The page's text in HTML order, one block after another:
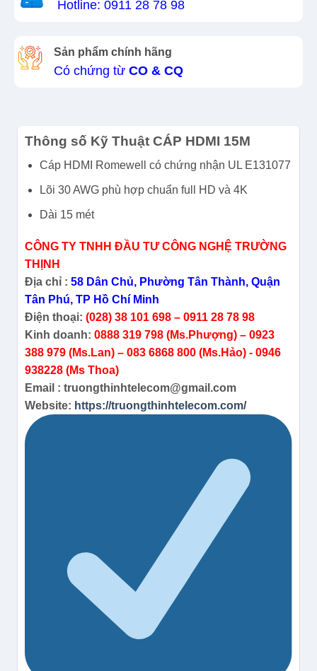
Hotline: 0911 28 78 98
Sản phẩm chính hãng
Có chứng từ CO & CQ
Thông số Kỹ Thuật CÁP HDMI 15M
Cáp HDMI Romewell có chứng nhận UL E131077
Lõi 30 AWG phù hợp chuẩn full HD và 4K
Dài 15 mét
CÔNG TY TNHH ĐẦU TƯ CÔNG NGHỆ TRƯỜNG
THỊNH
Địa chỉ : 58 Dân Chủ, Phường Tân Thành, Quận
Tân Phú, TP Hồ Chí Minh
Điện thoại: (028) 38 101 698 – 0911 28 78 98
Kinh doanh: 0888 319 798 (Ms.Phượng) – 0923
388 979 (Ms.Lan) – 083 6868 800 (Ms.Hảo) - 0946
938228 (Ms Thoa)
Email : truongthinhtelecom@gmail.com
Website: https://truongthinhtelecom.com/